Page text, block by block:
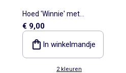
Hoed 'Winnie' met
strikbandjes
€ 9,00
In winkelmandje
2 kleuren